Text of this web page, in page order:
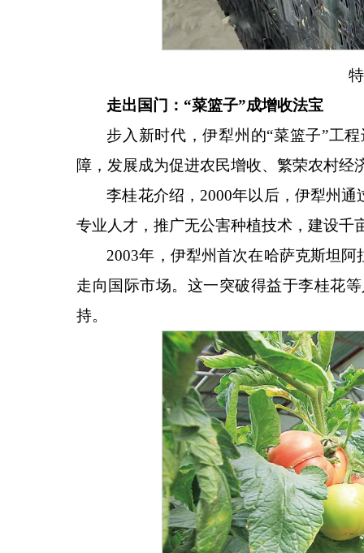
走出国门： “菜篮子”成增收法宝
步入新时代，伊犁州的“菜篮子”工
障，发展成为促进农民增收、繁荣农村经
李桂花介绍， 2000年以后，伊犁州
专业人才，推广无公害种植技术，建设千
2003年，伊犁州首次在哈萨克斯坦
走向国际市场。这一突破得益于李桂花
持。